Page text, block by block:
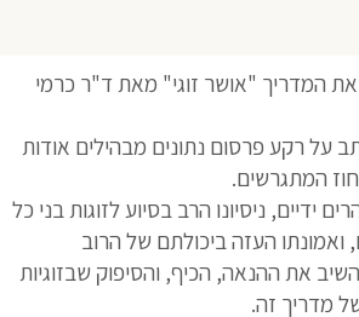
המדריך "אושר זוגי" מאת ד"ר כרמי
על רקע פרסום נתונים מבהילים אודות
המתגרשים.
ידיים, ניסיונו הרב בסיוע לזוגות בני כל
ואמונתו העזה ביכולתם של הרוב
את ההנאה, הכיף, והסיפוק שבזוגיות
מדריך זה.